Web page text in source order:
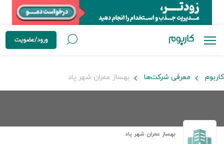
ورود/عضویت
کاربوم معرفی شرکت‌ها بهساز عمران شهر پاد
بهساز عمران شهر پاد